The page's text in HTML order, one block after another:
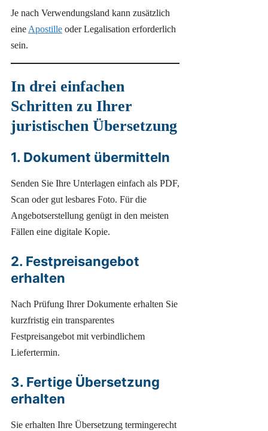
Je nach Verwendungsland kann zusätzlich
eine Apostille oder Legalisation erforderlich
sein.
In drei einfachen
Schritten zu Ihrer
juristischen Übersetzung
1. Dokument übermitteln
Senden Sie Ihre Unterlagen einfach als PDF,
Scan oder gut lesbares Foto. Für die
Angebotserstellung genügt in den meisten
Fällen eine digitale Kopie.
2. Festpreisangebot
erhalten
Nach Prüfung Ihrer Dokumente erhalten Sie
kurzfristig ein transparentes
Festpreisangebot mit verbindlichem
Liefertermin.
3. Fertige Übersetzung
erhalten
Sie erhalten Ihre Übersetzung termingerecht